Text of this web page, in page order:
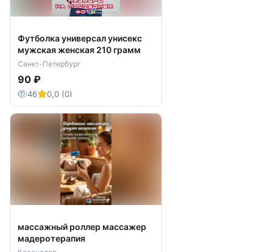
Футболка универсал унисекс
мужская женская 210 грамм
Санкт-Петербург
90 ₽
46 0,0 (0)
массажный роллер массажер
мадеротерапия